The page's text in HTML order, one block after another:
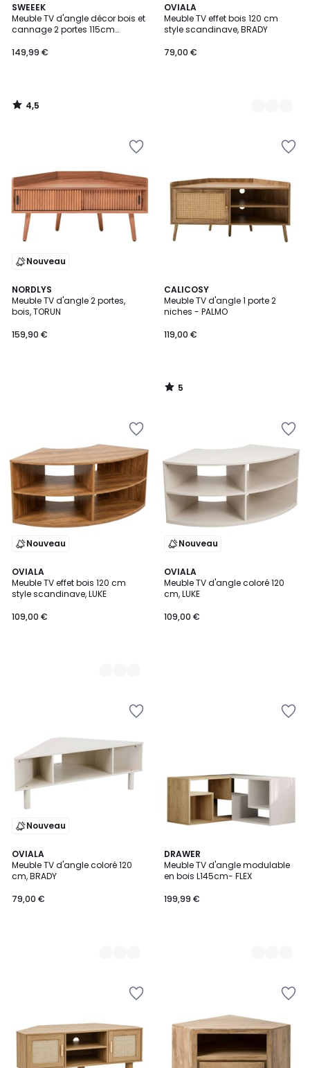
SWEEEK
Meuble TV d'angle décor bois et
cannage 2 portes 115cm
149,99 €
4,5
/ 5
4,5
/
OVIALA
Meuble TV effet bois 120 cm
style scandinave, BRADY
79,00 €
2
Couleurs
Nouveau
NORDLYS
Meuble TV d'angle 2 portes,
bois, TORUN
159,90 €
CALICOSY
Meuble TV d'angle 1 porte 2
niches - PALMO
119,00 €
5
/
5
5
/
Nouveau
OVIALA
Meuble TV effet bois 120 cm
style scandinave, LUKE
109,00 €
2
Couleurs
Nouveau
OVIALA
Meuble TV d'angle coloré 120
cm, LUKE
109,00 €
Nouveau
OVIALA
Meuble TV d'angle coloré 120
cm, BRADY
79,00 €
2
Couleurs
DRAWER
Meuble TV d'angle modulable
en bois L145cm- FLEX
199,99 €
3
Couleurs